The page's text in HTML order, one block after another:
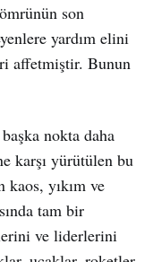
son
yardım elini
affetmiştir. Bunun
nokta daha
karşı yürütülen bu
kaos, yıkım ve
tam bir
ve liderlerini